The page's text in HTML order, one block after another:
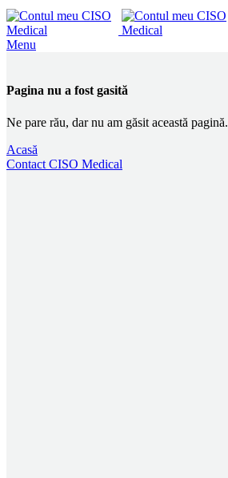
Menu
Pagina nu a fost gasită
Ne pare rău, dar nu am găsit această pagină.
Acasă
Contact CISO Medical